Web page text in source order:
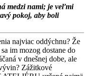
medzi nami; je veľmi
pokoj, aby boli
najviac oddýchnu? Že
im mozog dostane do
v dnešnej dobe, ale
Zážitkové